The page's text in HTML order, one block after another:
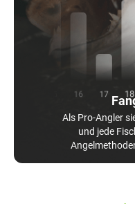
Als Pro-Angler
und jede